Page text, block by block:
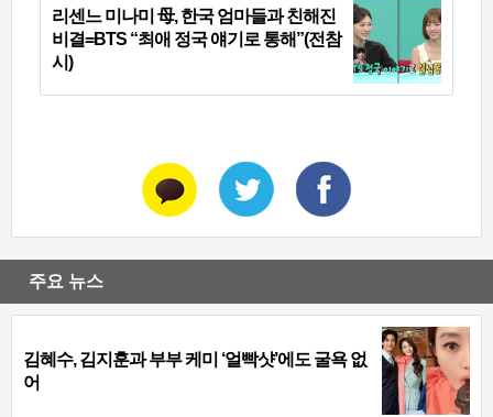
리센느 미나미 母, 한국 엄마들과 친해진
비결=BTS “최애 정국 얘기로 통해”(전참
시)
주요 뉴스
김혜수, 김지훈과 부부 케미 ‘얼빡샷’에도 굴욕 없
어